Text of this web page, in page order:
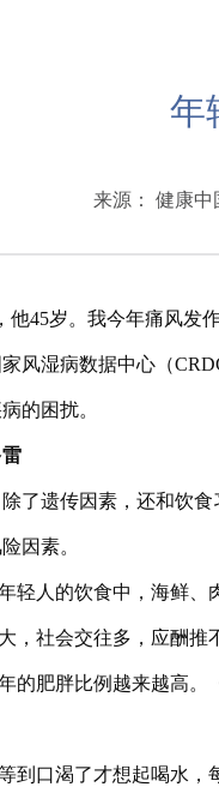
年
来源： 健康中
他45岁。我今年痛风
风湿病数据中心（
的困扰。
了遗传因素，还和饮
因素。
轻人的饮食中，海鲜、
，社会交往多，应酬推
的肥胖比例越来越高。
到口渴了才想起喝水